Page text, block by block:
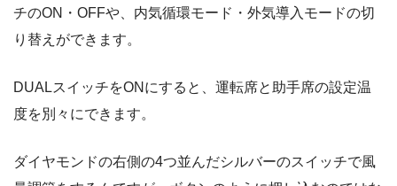
チのON・OFFや、内気循環モード・外気導入モードの切
り替えができます。
DUALスイッチをONにすると、運転席と助手席の設定温
度を別々にできます。
ダイヤモンドの右側の4つ並んだシルバーのスイッチで風